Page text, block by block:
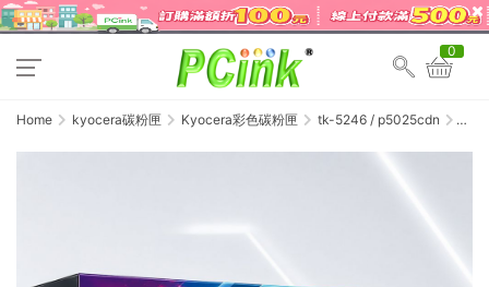
0
Home kyocera碳粉匣 Kyocera彩色碳粉匣
tk-5246 / p5025cdn